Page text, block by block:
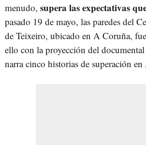
menudo, supera las expectativas
pasado 19 de mayo, las paredes del
de Teixeiro, ubicado en A Coruña,
ello con la proyección del documental
narra cinco historias de superación